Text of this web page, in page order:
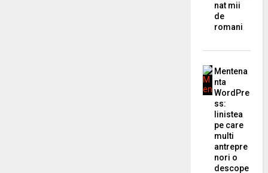
nat mii
de
romani
Mentena
nta
WordPre
ss:
linistea
pe care
multi
antrepre
nori o
descope